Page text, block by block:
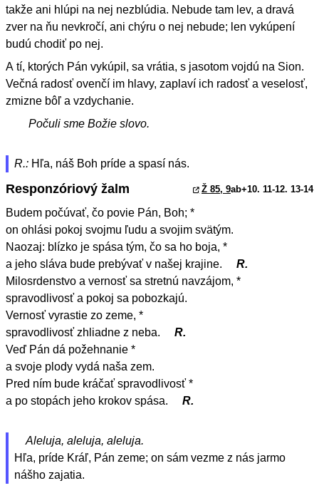
takže ani hlúpi na nej nezblúdia. Nebude tam lev, a dravá
zver na ňu nevkročí, ani chýru o nej nebude; len vykúpení
budú chodiť po nej.
A tí, ktorých Pán vykúpil, sa vrátia, s jasotom vojdú na Sion.
Večná radosť ovenčí im hlavy, zaplaví ich radosť a veselosť,
zmizne bôľ a vzdychanie.
Počuli sme Božie slovo.
R.: Hľa, náš Boh príde a spasí nás.
Responzóriový žalm Ž 85, 9ab+10. 11-12. 13-14
Budem počúvať, čo povie Pán, Boh; *
on ohlási pokoj svojmu ľudu a svojim svätým.
Naozaj: blízko je spása tým, čo sa ho boja, *
a jeho sláva bude prebývať v našej krajine.
R.
Milosrdenstvo a vernosť sa stretnú navzájom, *
spravodlivosť a pokoj sa pobozkajú.
Vernosť vyrastie zo zeme, *
spravodlivosť zhliadne z neba.
R.
Veď Pán dá požehnanie *
a svoje plody vydá naša zem.
Pred ním bude kráčať spravodlivosť *
a po stopách jeho krokov spása.
R.
Aleluja, aleluja, aleluja.
Hľa, príde Kráľ, Pán zeme; on sám vezme z nás jarmo
nášho zajatia.